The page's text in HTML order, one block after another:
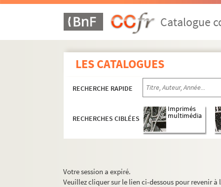
Catalogue
LES CATALOGUES
RECHERCHE RAPIDE
RECHERCHES CIBLÉES
Imprimés
multimédia
Votre session a expiré.
Veuillez cliquer sur le lien ci-dessous pour revenir